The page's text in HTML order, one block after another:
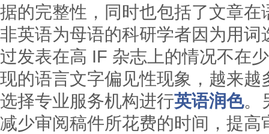
据的完整性，同时也包括了文章
非英语为母语的科研学者因为用
过发表在高 IF 杂志上的情况不在
现的语言文字偏见性现象，越来
选择专业服务机构进行英语润色。
减少审阅稿件所花费的时间，提